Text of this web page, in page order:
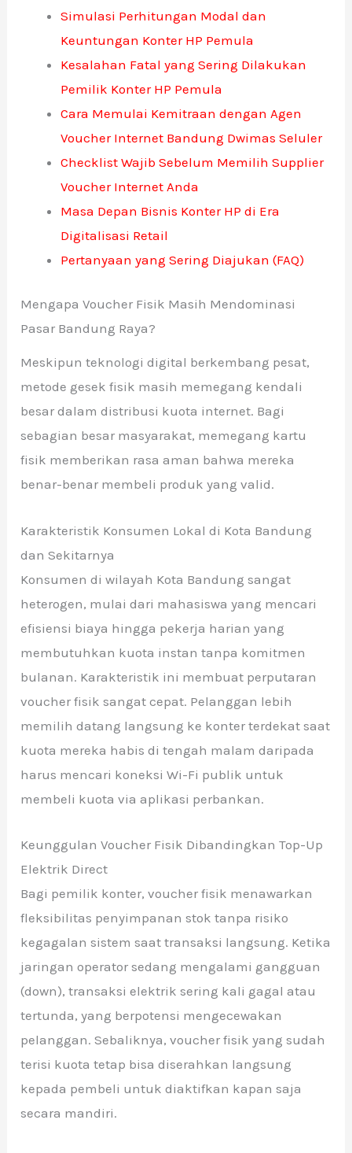
Simulasi Perhitungan Modal dan
Keuntungan Konter HP Pemula
Kesalahan Fatal yang Sering Dilakukan
Pemilik Konter HP Pemula
Cara Memulai Kemitraan dengan Agen
Voucher Internet Bandung Dwimas Seluler
Checklist Wajib Sebelum Memilih Supplier
Voucher Internet Anda
Masa Depan Bisnis Konter HP di Era
Digitalisasi Retail
Pertanyaan yang Sering Diajukan (FAQ)
Mengapa Voucher Fisik Masih Mendominasi
Pasar Bandung Raya?
Meskipun teknologi digital berkembang pesat,
metode gesek fisik masih memegang kendali
besar dalam distribusi kuota internet. Bagi
sebagian besar masyarakat, memegang kartu
fisik memberikan rasa aman bahwa mereka
benar-benar membeli produk yang valid.
Karakteristik Konsumen Lokal di Kota Bandung
dan Sekitarnya
Konsumen di wilayah Kota Bandung sangat
heterogen, mulai dari mahasiswa yang mencari
efisiensi biaya hingga pekerja harian yang
membutuhkan kuota instan tanpa komitmen
bulanan. Karakteristik ini membuat perputaran
voucher fisik sangat cepat. Pelanggan lebih
memilih datang langsung ke konter terdekat saat
kuota mereka habis di tengah malam daripada
harus mencari koneksi Wi-Fi publik untuk
membeli kuota via aplikasi perbankan.
Keunggulan Voucher Fisik Dibandingkan Top-Up
Elektrik Direct
Bagi pemilik konter, voucher fisik menawarkan
fleksibilitas penyimpanan stok tanpa risiko
kegagalan sistem saat transaksi langsung. Ketika
jaringan operator sedang mengalami gangguan
(down), transaksi elektrik sering kali gagal atau
tertunda, yang berpotensi mengecewakan
pelanggan. Sebaliknya, voucher fisik yang sudah
terisi kuota tetap bisa diserahkan langsung
kepada pembeli untuk diaktifkan kapan saja
secara mandiri.